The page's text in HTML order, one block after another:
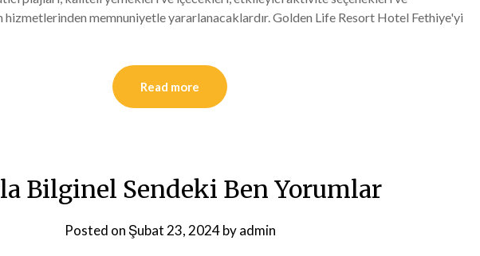
memnuniyetle yararlanacaklardır. Golden Life Resort Hotel Fethiye'yi
Read more
Bilginel Sendeki Ben Yorumlar
Posted on Şubat 23, 2024byadmin